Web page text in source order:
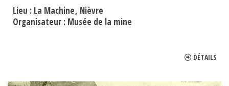
Lieu : La Machine Nièvre
Organisateur : Musée de la mine
DÉTAILS